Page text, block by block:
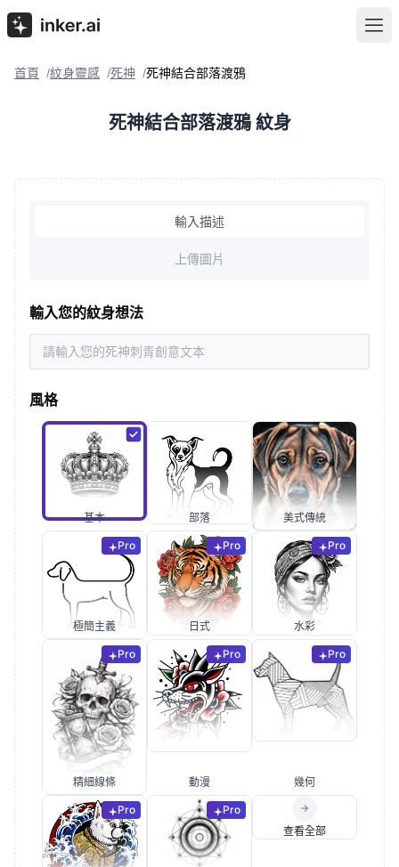
首頁 /紋身靈感 /死神 /死神結合部落渡鴉
死神結合部落渡鴉 紋身
輸入描述
上傳圖片
輸入您的紋身想法
風格
基本 部落 美式傳統
Pro
極簡主義
Pro
日式
Pro
水彩
Pro
精細線條
Pro
動漫
Pro
幾何
Pro Pro
查看全部